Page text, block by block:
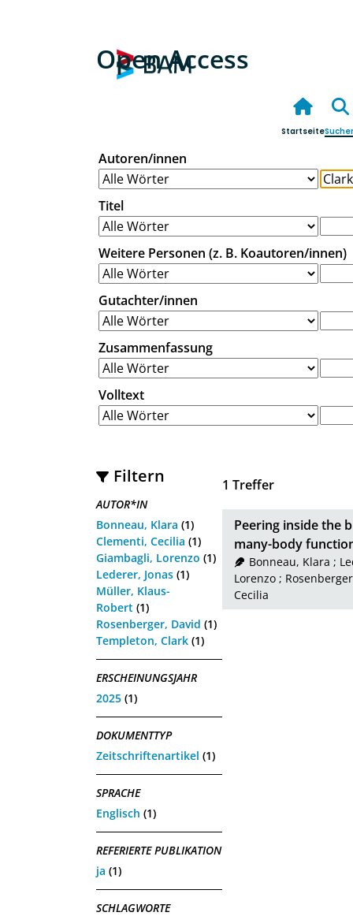
Open Access
Startseite
Autoren/innen
Titel
Weitere Personen (z. B. Koautoren/innen)
Gutachter/innen
Zusammenfassung
Volltext
Filtern
AUTOR*IN
Bonneau, Klara (1)
Clementi, Cecilia (1)
Giambagli, Lorenzo (1)
Lederer, Jonas (1)
Müller, Klaus-
Robert (1)
Rosenberger, David (1)
Templeton, Clark (1)
ERSCHEINUNGSJAHR
2025 (1)
DOKUMENTTYP
Zeitschriftenartikel (1)
SPRACHE
Englisch (1)
REFERIERTE PUBLIKATION
ja (1)
SCHLAGWORTE
1 Treffer
Peering inside the
many-body
Bonneau, Klara ;
Lorenzo ;
Cecilia